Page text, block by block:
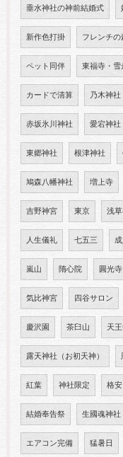
垂水神社の神前結婚式
新作色打掛 フレンチの
ペット同伴 東福寺・雪
カードで清算 乃木神社
赤坂氷川神社 愛宕神社
東郷神社 根津神社
鳩森八幡神社 増上寺
吉野神宮 東京 浅
人生儀礼 七五三
嵐山 隋心院 圓光寺
気比神宮 四谷サロン
慶沢園 茶臼山 天
露天神社（お初天神）
紅葉 神社限定 格安
結婚奉告祭 生國魂神社
エアコン完備 猛暑日